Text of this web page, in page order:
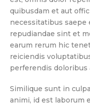
quibusdam et aut
necessitatibus
repudiandae sint et
earum rerum hic
reiciendis
perferendis doloribus
Similique sunt in
animi, id est laborum